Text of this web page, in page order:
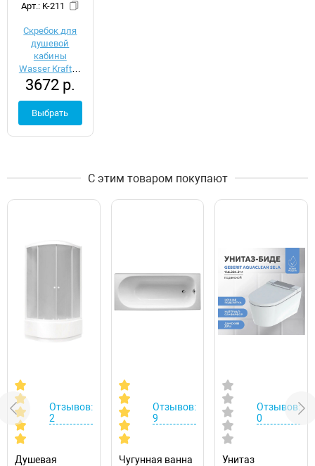
Арт.: K-211
Скребок для
душевой
кабины
Wasser Kraft K-
211
3672 р.
Выбрать
С этим товаром покупают
Отзывов:
2
Душевая
Отзывов:
9
Чугунная ванна
Отзывов:
0
Унитаз